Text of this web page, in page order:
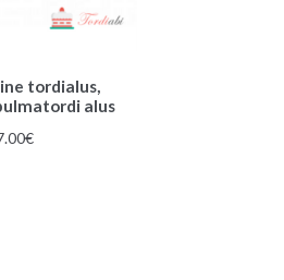
tordialus,
alus
€